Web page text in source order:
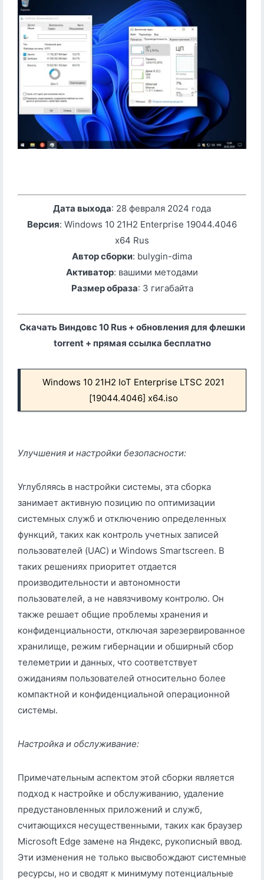
Дата выхода: 28 февраля 2024 года
Версия: Windows 10 21H2 Enterprise 19044.4046
x64 Rus
Автор сборки: bulygin-dima
Активатор: вашими методами
Размер образа: 3 гигабайта
Скачать Виндовс 10 Rus + обновления для флешки
torrent + прямая ссылка бесплатно
Windows 10 21H2 IoT Enterprise LTSC 2021
[19044.4046] x64.iso
Улучшения и настройки безопасности:
Углубляясь в настройки системы, эта сборка
занимает активную позицию по оптимизации
системных служб и отключению определенных
функций, таких как контроль учетных записей
пользователей (UAC) и Windows Smartscreen. В
таких решениях приоритет отдается
производительности и автономности
пользователей, а не навязчивому контролю. Он
также решает общие проблемы хранения и
конфиденциальности, отключая зарезервированное
хранилище, режим гибернации и обширный сбор
телеметрии и данных, что соответствует
ожиданиям пользователей относительно более
компактной и конфиденциальной операционной
системы.
Настройка и обслуживание:
Примечательным аспектом этой сборки является
подход к настройке и обслуживанию, удаление
предустановленных приложений и служб,
считающихся несущественными, таких как браузер
Microsoft Edge замене на Яндекс, рукописный ввод.
Эти изменения не только высвобождают системные
ресурсы, но и сводят к минимуму потенциальные